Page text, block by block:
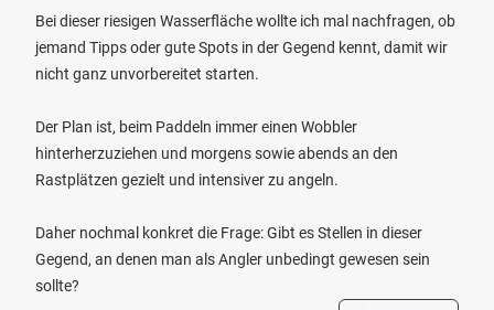
Bei dieser riesigen Wasserfläche wollte ich mal nachfragen, ob
jemand Tipps oder gute Spots in der Gegend kennt, damit wir
nicht ganz unvorbereitet starten.
Der Plan ist, beim Paddeln immer einen Wobbler
hinterherzuziehen und morgens sowie abends an den
Rastplätzen gezielt und intensiver zu angeln.
Daher nochmal konkret die Frage: Gibt es Stellen in dieser
Gegend, an denen man als Angler unbedingt gewesen sein
sollte?